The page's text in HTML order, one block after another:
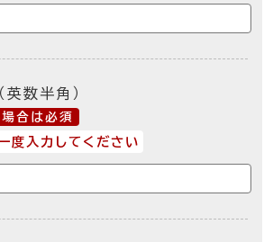
英数半角）
合は必須
度入力してください